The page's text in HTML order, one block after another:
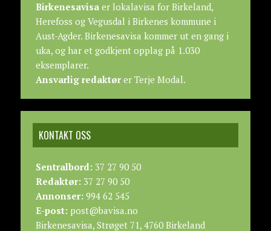
Birkenesavisaer lokalavisa for Birkeland,
Herefoss og Vegusdal i Birkenes kommune i
Aust-Agder. Birkenesavisa kommer ut en gang i
uka, og har et godkjent opplag på 1.030
eksemplarer.
Ansvarlig redaktører Terje Modal.
KONTAKT OSS
Sentralbord:37 27 90 50
Redaktør:37 27 90 50
Annonser:994 62 545
E-post:post@bavisa.no
Birkenesavisa, Strøget 71, 4760 Birkeland